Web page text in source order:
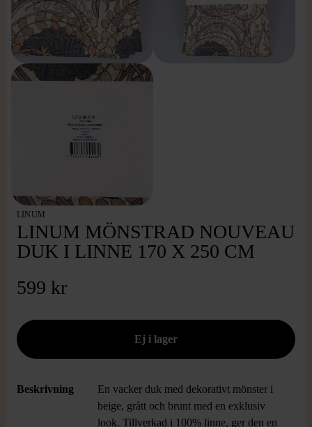
LINUM
LINUM MÖNSTRAD NOUVEAU
DUK I LINNE 170 X 250 CM
599 kr
Beskrivning
En vacker duk med dekorativt mönster i
beige, grått och brunt med en exklusiv
look. Tillverkad i 100% linne, ger den en